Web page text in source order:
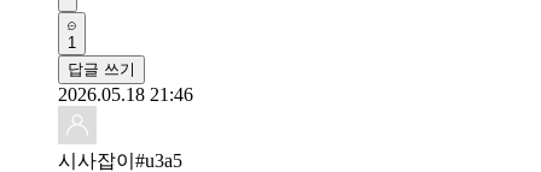
1
답글 쓰기
2026.05.18 21:46
시사잡이#u3a5